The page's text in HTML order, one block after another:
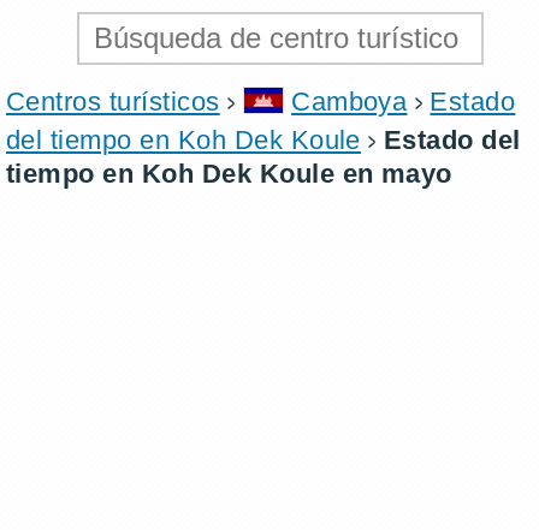
Centros turísticos Camboya
Estado
del tiempo en Koh Dek Koule
Estado del
tiempo en Koh Dek Koule en mayo